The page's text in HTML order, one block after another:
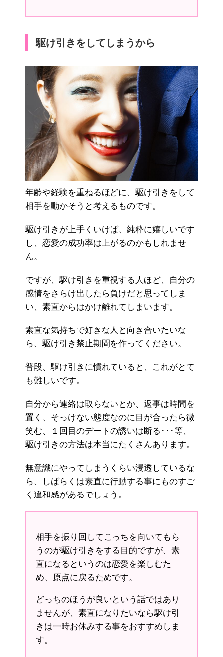
駆け引きをしてしまうから
年齢や経験を重ねるほどに、駆け引きをして
相手を動かそうと考えるものです。
駆け引きが上手くいけば、純粋に嬉しいです
し、恋愛の成功率は上がるのかもしれませ
ん。
ですが、駆け引きを重視する人ほど、自分の
感情をさらけ出したら負けだと思ってしま
い、素直からはかけ離れてしまいます。
素直な気持ちで好きな人と向き合いたいな
ら、駆け引き禁止期間を作ってください。
普段、駆け引きに慣れていると、これがとて
も難しいです。
自分から連絡は取らないとか、返事は時間を
置く、そっけない態度なのに目が合ったら微
笑む、１回目のデートの誘いは断る･･･等、
駆け引きの方法は本当にたくさんあります。
無意識にやってしまうくらい浸透しているな
ら、しばらくは素直に行動する事にものすご
く違和感があるでしょう。
相手を振り回してこっちを向いてもら
うのが駆け引きをする目的ですが、素
直になるというのは恋愛を楽しむた
め、原点に戻るためです。
どっちのほうが良いという話ではあり
ませんが、素直になりたいなら駆け引
きは一時お休みする事をおすすめしま
す。